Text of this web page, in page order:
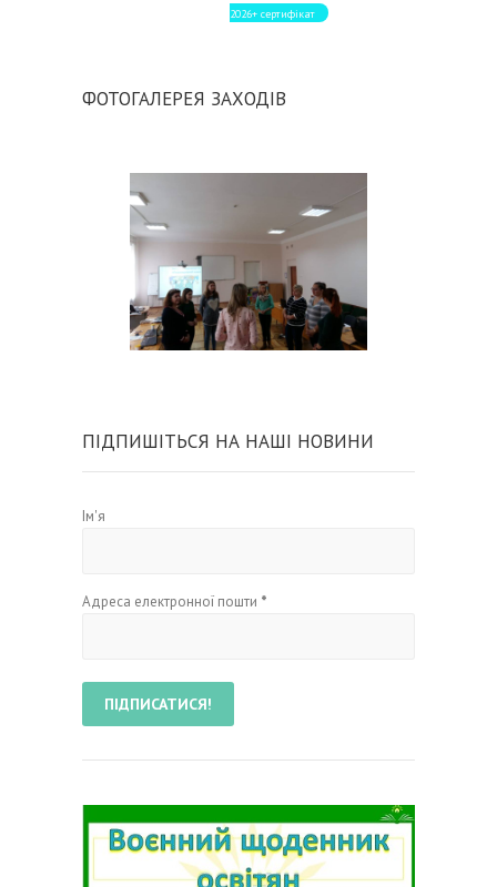
2026+ сертифікат
ФОТОГАЛЕРЕЯ ЗАХОДІВ
ПІДПИШІТЬСЯ НА НАШІ НОВИНИ
Ім'я
Адреса електронної пошти *